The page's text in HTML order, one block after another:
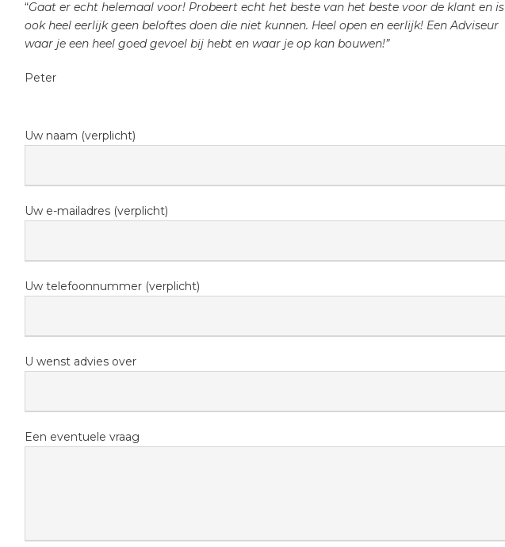
“Gaat er echt helemaal voor! Probeert echt het beste van het beste voor de klant en is
ook heel eerlijk geen beloftes doen die niet kunnen. Heel open en eerlijk! Een Adviseur
waar je een heel goed gevoel bij hebt en waar je op kan bouwen!”
Peter
Uw naam (verplicht)
Uw e-mailadres (verplicht)
Uw telefoonnummer (verplicht)
U wenst advies over
Een eventuele vraag